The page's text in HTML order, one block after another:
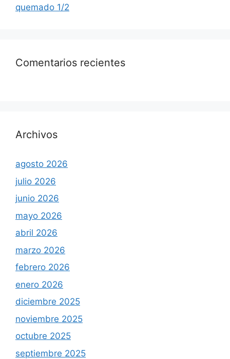
quemado 1/2
Comentarios recientes
Archivos
agosto 2026
julio 2026
junio 2026
mayo 2026
abril 2026
marzo 2026
febrero 2026
enero 2026
diciembre 2025
noviembre 2025
octubre 2025
septiembre 2025